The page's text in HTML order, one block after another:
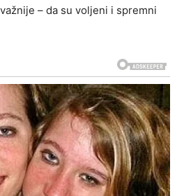
– da su voljeni i spremni